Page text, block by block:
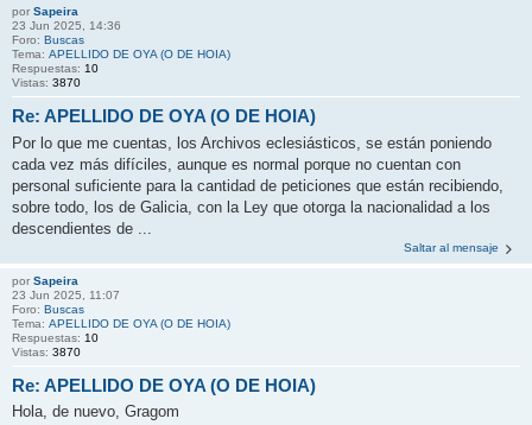
por Sapeira
23 Jun 2025, 14:36
Foro: Buscas
Tema: APELLIDO DE OYA (O DE HOIA)
Respuestas: 10
Vistas: 3870
Re: APELLIDO DE OYA (O DE HOIA)
Por lo que me cuentas, los Archivos eclesiásticos, se están poniendo
cada vez más difíciles, aunque es normal porque no cuentan con
personal suficiente para la cantidad de peticiones que están recibiendo,
sobre todo, los de Galicia, con la Ley que otorga la nacionalidad a los
descendientes de ...
Saltar al mensaje
por Sapeira
23 Jun 2025, 11:07
Foro: Buscas
Tema: APELLIDO DE OYA (O DE HOIA)
Respuestas: 10
Vistas: 3870
Re: APELLIDO DE OYA (O DE HOIA)
Hola, de nuevo, Gragom